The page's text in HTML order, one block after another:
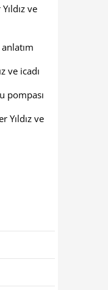
ve
ve icadı
pompası
Yıldız ve